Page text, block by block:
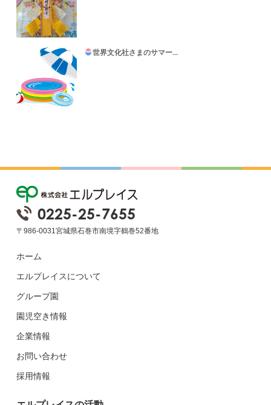
世界文化社さまのサマー...
0225-25-7655
〒986-0031宮城県石巻市南境字鶴巻52番地
ホーム
エルプレイスについて
グループ園
園児空き情報
企業情報
お問い合わせ
採用情報